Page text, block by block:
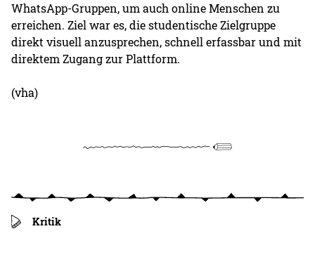
WhatsApp-Gruppen, um auch online Menschen zu
erreichen. Ziel war es, die studentische Zielgruppe
direkt visuell anzusprechen, schnell erfassbar und mit
direktem Zugang zur Plattform.
(vha)
Kritik